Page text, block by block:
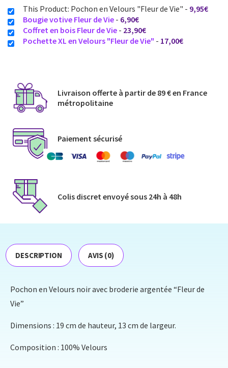
This Product: Pochon en Velours "Fleur de Vie" - 9,95€
Bougie votive Fleur de Vie - 6,90€
Coffret en bois Fleur de Vie - 23,90€
Pochette XL en Velours "Fleur de Vie" - 17,00€
Livraison offerte à partir de 89 € en France
métropolitaine​
Paiement sécurisé
Colis discret envoyé​ sous 24h à 48h​
DESCRIPTION AVIS (0)
Pochon en Velours noir avec broderie argentée “Fleur de
Vie”
Dimensions : 19 cm de hauteur, 13 cm de largeur.
Composition : 100% Velours